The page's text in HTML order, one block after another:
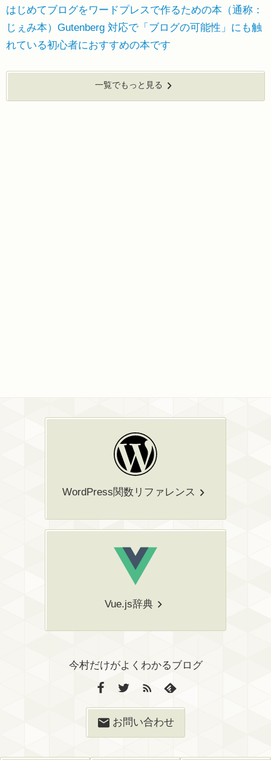
はじめてブログをワードプレスで作るための本（通称：
じぇみ本）Gutenberg 対応で「ブログの可能性」にも触
れている初心者におすすめの本です
一覧でもっと見る
WordPress関数リファレンス
Vue.js辞典
今村だけがよくわかるブログ
お問い合わせ